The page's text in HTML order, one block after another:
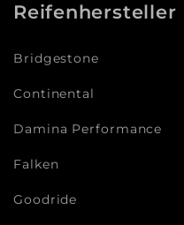
Reifenhersteller
Bridgestone
Continental
Damina Performance
Falken
Goodride